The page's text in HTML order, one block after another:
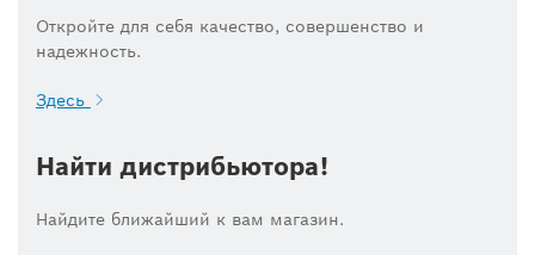
Откройте для себя качество, совершенство и
надежность.
Здесь
Найти дистрибьютора!
Найдите ближайший к вам магазин.